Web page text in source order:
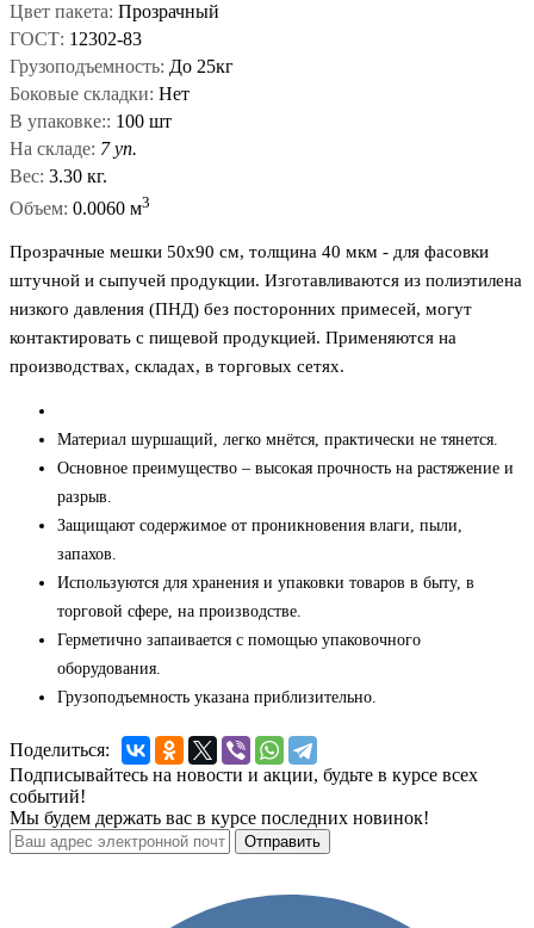
Цвет пакета: Прозрачный
ГОСТ: 12302-83
Грузоподъемность: До 25кг
Боковые складки: Нет
В упаковке:: 100 шт
На складе: 7 уп.
Вес: 3.30 кг.
Объем: 0.0060 м3
Прозрачные мешки 50x90 см, толщина 40 мкм - для фасовки
штучной и сыпучей продукции. Изготавливаются из полиэтилена
низкого давления (ПНД) без посторонних примесей, могут
контактировать с пищевой продукцией. Применяются на
производствах, складах, в торговых сетях.
Материал шуршащий, легко мнётся, практически не тянется.
Основное преимущество – высокая прочность на растяжение и
разрыв.
Защищают содержимое от проникновения влаги, пыли,
запахов.
Используются для хранения и упаковки товаров в быту, в
торговой сфере, на производстве.
Герметично запаивается с помощью упаковочного
оборудования.
Грузоподъемность указана приблизительно.
Поделиться:
Подписывайтесь на новости и акции, будьте в курсе всех
событий!
Мы будем держать вас в курсе последних новинок!